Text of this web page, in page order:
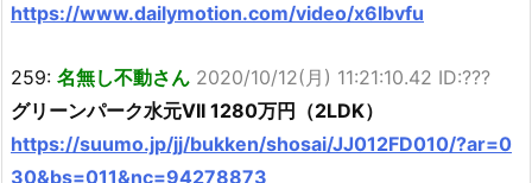
https://www.dailymotion.com/video/x6lbvfu
259: 名無し不動さん 2020/10/12(月) 11:21:10.42 ID:???
グリーンパーク水元VII 1280万円（2LDK）
https://suumo.jp/jj/bukken/shosai/JJ012FD010/?ar=0
30&bs=011&nc=94278873